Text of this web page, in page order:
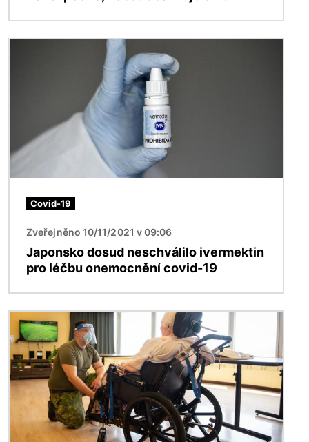
Covid-19
Zveřejněno 10/11/2021 v 09:06
Japonsko dosud neschválilo ivermektin
pro léčbu onemocnění covid-19
Obrázek